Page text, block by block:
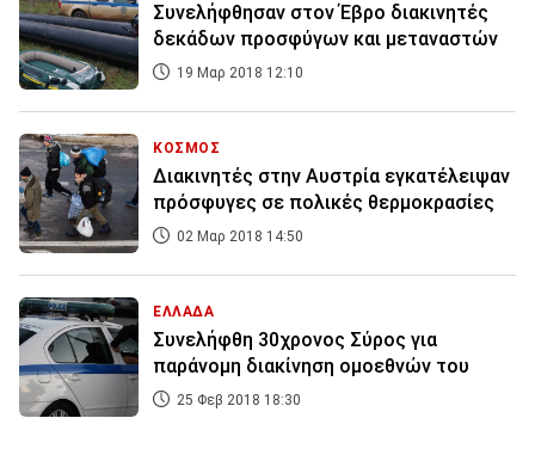
Συνελήφθησαν στον Έβρο διακινητές
δεκάδων προσφύγων και μεταναστών
19 Μαρ 2018 12:10
ΚΟΣΜΟΣ
Διακινητές στην Αυστρία εγκατέλειψαν
πρόσφυγες σε πολικές θερμοκρασίες
02 Μαρ 2018 14:50
ΕΛΛΑΔΑ
Συνελήφθη 30χρονος Σύρος για
παράνομη διακίνηση ομοεθνών του
25 Φεβ 2018 18:30